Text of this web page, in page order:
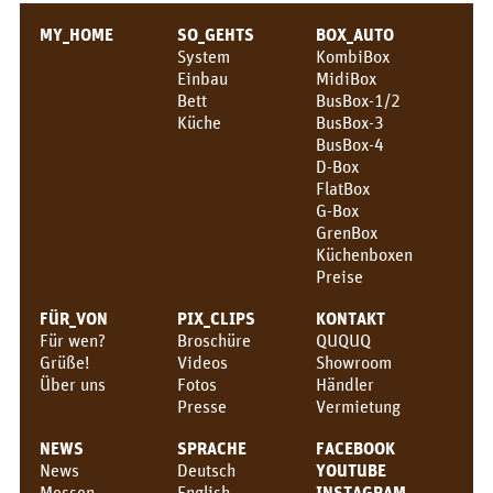
KONTAKT
News
English
MY_HOME
SO_GEHTS
System
Einbau
Bett
Küche
BOX_AUTO
KombiBox
MidiBox
BusBox-1/2
BusBox-3
BusBox-4
D-Box
FlatBox
G-Box
GrenBox
Küchenboxen
Preise
FÜR_VON
Für wen?
Grüße!
Über uns
PIX_CLIPS
Broschüre
Videos
Fotos
Presse
KONTAKT
QUQUQ
Showroom
Händler
Vermietung
NEWS
News
SPRACHE
Deutsch
FACEBOOK
YOUTUBE